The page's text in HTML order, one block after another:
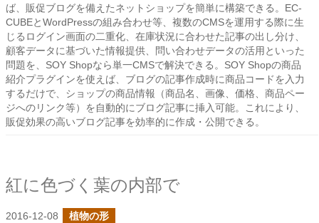
ば、販促ブログを備えたネットショップを簡単に構築できる。EC-
CUBEとWordPressの組み合わせ等、複数のCMSを運用する際に生
じるログイン画面の二重化、在庫状況に合わせた記事の出し分け、
顧客データに基づいた情報提供、問い合わせデータの活用といった
問題を、SOY Shopなら単一CMSで解決できる。SOY Shopの商品
紹介プラグインを使えば、ブログの記事作成時に商品コードを入力
するだけで、ショップの商品情報（商品名、画像、価格、商品ペー
ジへのリンク等）を自動的にブログ記事に挿入可能。これにより、
販促効果の高いブログ記事を効率的に作成・公開できる。
紅に色づく葉の内部で
2016-12-08 植物の形